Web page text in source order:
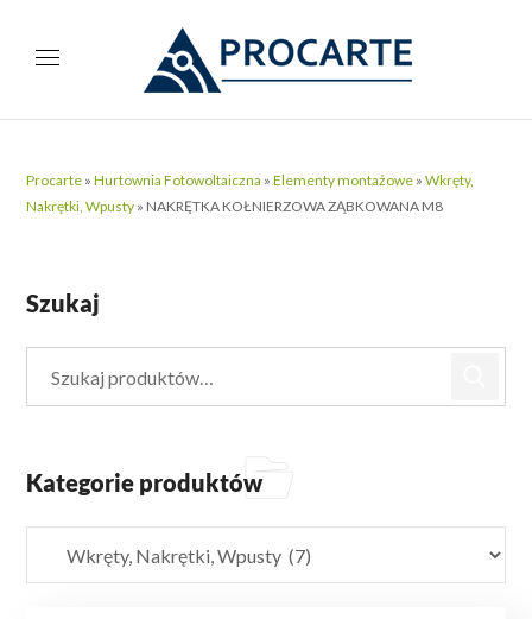
Procarte »Hurtownia Fotowoltaiczna »Elementy montażowe »Wkręty,
Nakrętki, Wpusty » NAKRĘTKA KOŁNIERZOWA ZĄBKOWANA M8
Szukaj
Kategorie produktów